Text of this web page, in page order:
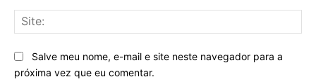
Salve meu nome, e-mail e site neste navegador para a
próxima vez que eu comentar.